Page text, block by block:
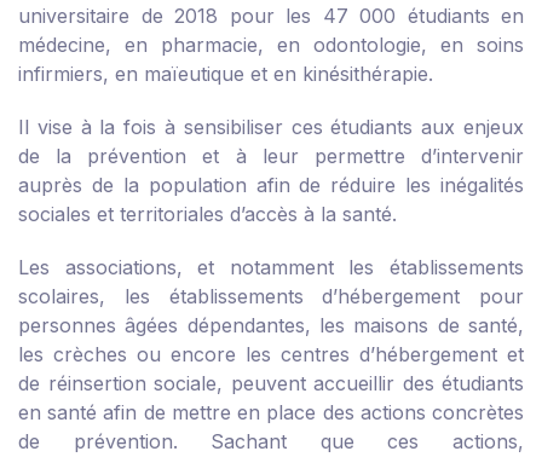
universitaire de 2018 pour les 47 000 étudiants en
médecine, en pharmacie, en odontologie, en soins
infirmiers, en maïeutique et en kinésithérapie.
Il vise à la fois à sensibiliser ces étudiants aux enjeux
de la prévention et à leur permettre d’intervenir
auprès de la population afin de réduire les inégalités
sociales et territoriales d’accès à la santé.
Les associations, et notamment les établissements
scolaires, les établissements d’hébergement pour
personnes âgées dépendantes, les maisons de santé,
les crèches ou encore les centres d’hébergement et
de réinsertion sociale, peuvent accueillir des étudiants
en santé afin de mettre en place des actions concrètes
de prévention. Sachant que ces actions,